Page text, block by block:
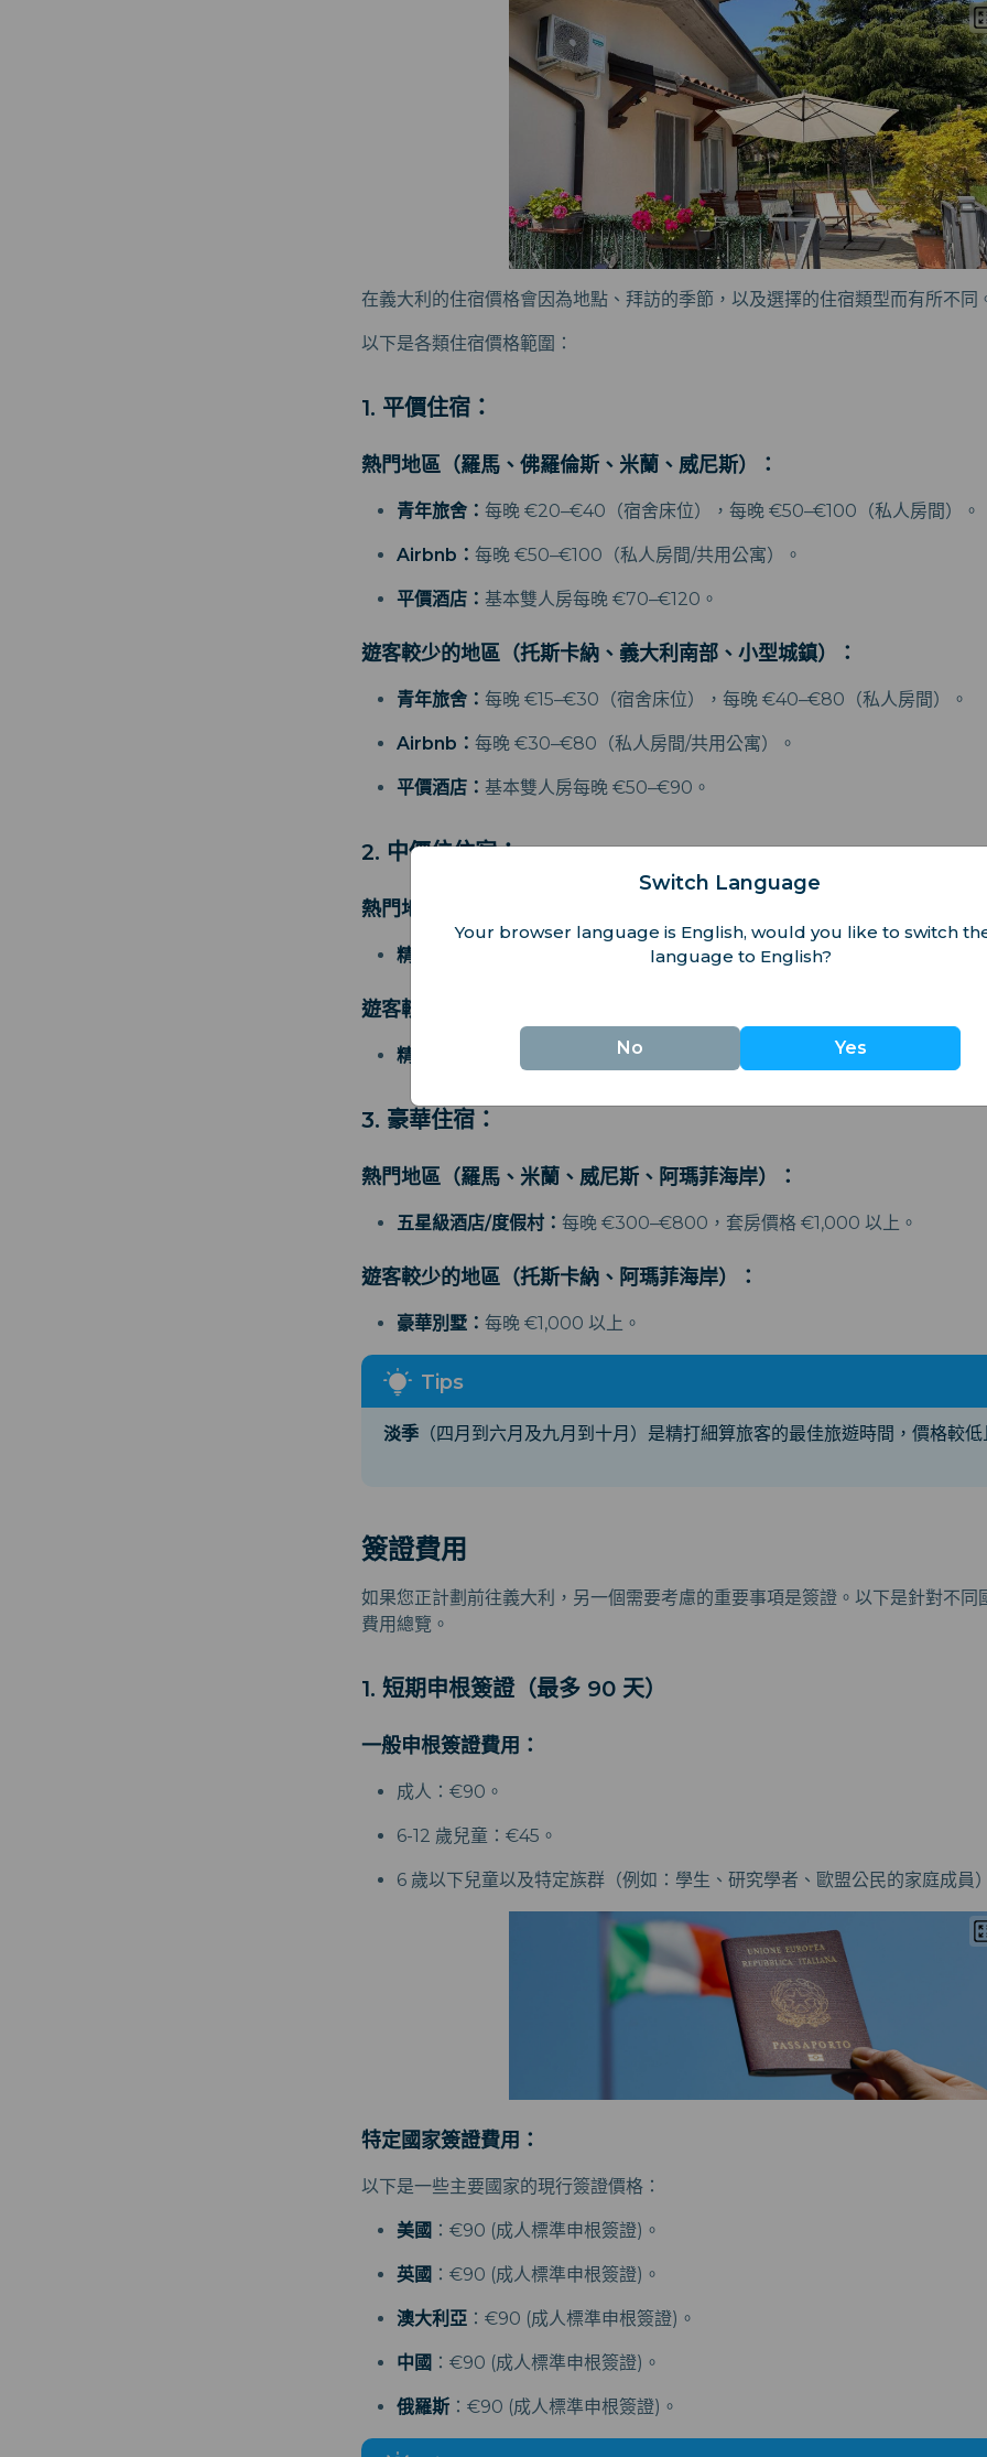
在義大利的住宿價格會因為地點、拜訪的季節，以及選擇的住宿類型而有所不同
以下是各類住宿價格範圍：
1. 平價住宿：
熱門地區（羅馬、佛羅倫斯、米蘭、威尼斯）：
青年旅舍： 每晚 €20–€40（宿舍床位），每晚 €50–€100（私人房間）。
Airbnb： 每晚 €50–€100（私人房間/共用公寓）。
平價酒店： 基本雙人房每晚 €70–€120。
遊客較少的地區（托斯卡納、義大利南部、小型城鎮）：
青年旅舍： 每晚 €15–€30（宿舍床位），每晚 €40–€80（私人房間）。
Airbnb： 每晚 €30–€80（私人房間/共用公寓）。
平價酒店： 基本雙人房每晚 €50–€90。
2. 中價位住宿：
熱門地區（羅馬、佛羅倫斯、威尼斯）：
精品酒店/民宿： 雙人房每晚 €120–€250。
遊客較少的地區（博洛尼亞、那不勒斯、小型城鎮）：
精品酒店/民宿： 雙人房每晚 €100–€180。
3. 豪華住宿：
熱門地區（羅馬、米蘭、威尼斯、阿瑪菲海岸）：
五星級酒店/度假村： 每晚 €300–€800，套房價格 €1,000 以上。
遊客較少的地區（托斯卡納、阿瑪菲海岸）：
豪華別墅： 每晚 €1,000 以上。
淡季 （四月到六月及九月到十月）是精打細算旅客的最佳旅遊時間，價格較
簽證費用
如果您正計劃前往義大利，另一個需要考慮的重要事項是簽證。以下是針對不同
費用總覽。
1. 短期申根簽證（最多 90 天）
一般申根簽證費用：
成人：€90。
6-12 歲兒童：€45。
6 歲以下兒童以及特定族群（例如：學生、研究學者、歐盟公民的家庭成員
特定國家簽證費用：
以下是一些主要國家的現行簽證價格：
美國 ：€90 (成人標準申根簽證)。
英國 ：€90 (成人標準申根簽證)。
澳大利亞 ：€90 (成人標準申根簽證)。
中國 ：€90 (成人標準申根簽證)。
俄羅斯 ：€90 (成人標準申根簽證)。
Switch Language
Your browser language is English, would you like to switch
language to English?
No Yes